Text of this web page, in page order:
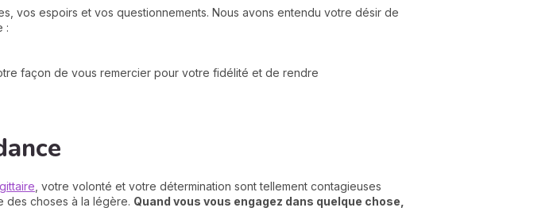
vos espoirs et vos questionnements. Nous avons entendu votre désir de
:
façon de vous remercier pour votre fidélité et de rendre
, votre volonté et votre détermination sont tellement contagieuses
des choses à la légère. Quand vous vous engagez dans quelque chose,